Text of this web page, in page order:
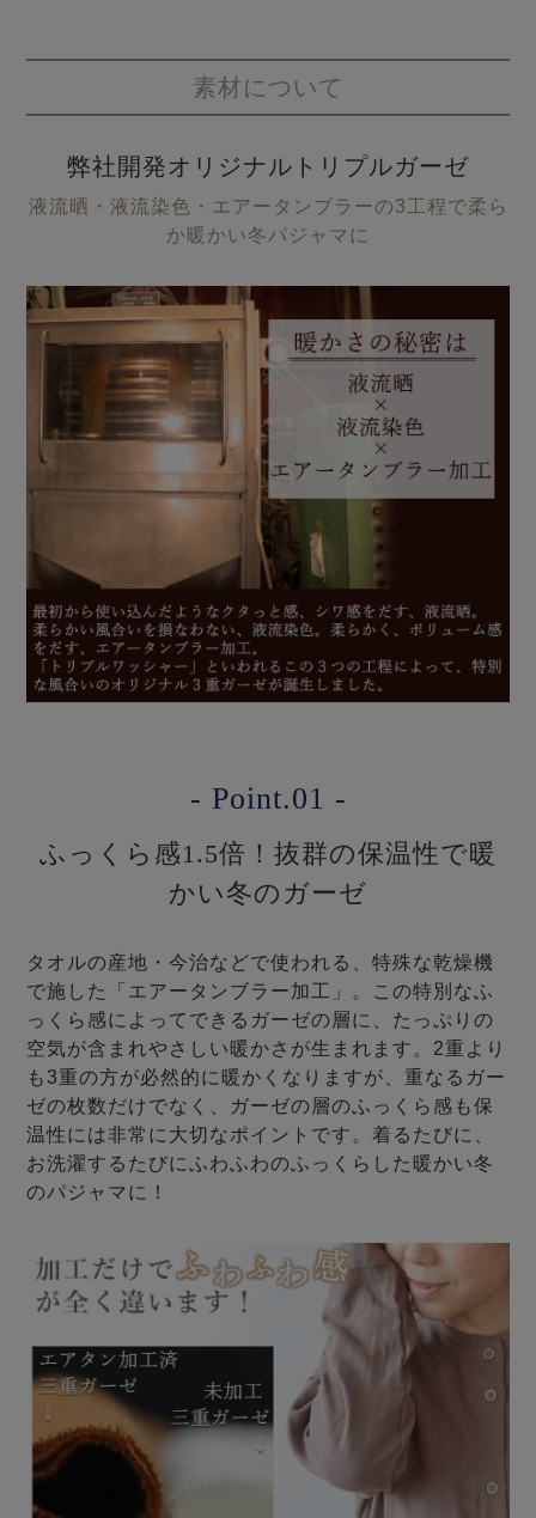
素材について
弊社開発オリジナルトリプルガーゼ
液流晒・液流染色・エアータンブラーの3工程で柔ら
か暖かい冬パジャマに
- Point.01 -
ふっくら感1.5倍！抜群の保温性で暖
かい冬のガーゼ
タオルの産地・今治などで使われる、特殊な乾燥機
で施した「エアータンブラー加工」。この特別なふ
っくら感によってできるガーゼの層に、たっぷりの
空気が含まれやさしい暖かさが生まれます。2重より
も3重の方が必然的に暖かくなりますが、重なるガー
ゼの枚数だけでなく、ガーゼの層のふっくら感も保
温性には非常に大切なポイントです。着るたびに、
お洗濯するたびにふわふわのふっくらした暖かい冬
のパジャマに！